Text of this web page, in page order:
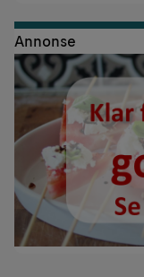
Annonse